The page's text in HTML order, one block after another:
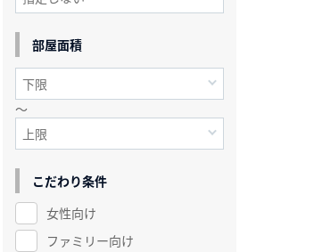
部屋面積
～
こだわり条件
女性向け
ファミリー向け